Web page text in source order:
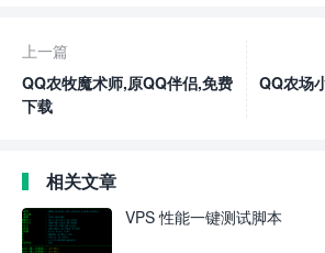
上一篇
QQ农牧魔术师,原QQ伴侣,免费
下载
QQ农场
相关文章
VPS 性能一键测试脚本